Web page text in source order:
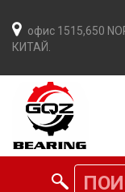
офис 1515,650
КИТАЙ.